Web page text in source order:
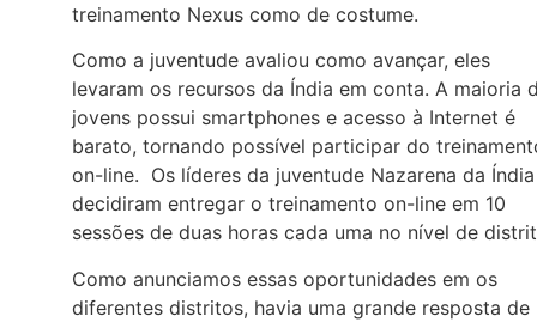
treinamento Nexus como de costume.
Como a juventude avaliou como avançar, eles
levaram os recursos da Índia em conta. A maioria
jovens possui smartphones e acesso à Internet é
barato, tornando possível participar do
on-line. Os líderes da juventude Nazarena da Índia
decidiram entregar o treinamento on-line em 10
sessões de duas horas cada uma no nível de
Como anunciamos essas oportunidades em os
diferentes distritos, havia uma grande resposta de